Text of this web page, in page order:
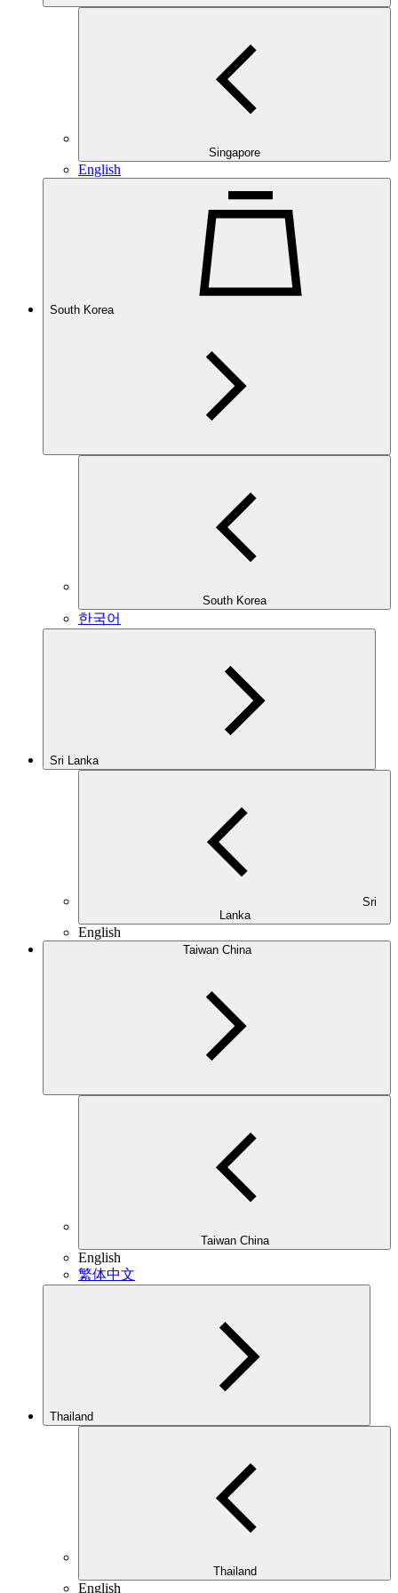
Singapore
English
South Korea
South Korea
한국어
Sri Lanka
Lanka
English
Taiwan China
Taiwan China
English
繁体中文
Thailand
Thailand
English